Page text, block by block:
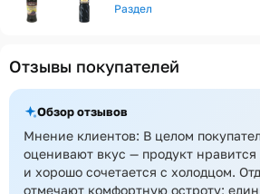
Раздел
Отзывы покупателей
Обзор отзывов
Мнение клиентов: В целом
оценивают вкус — продукт
и хорошо сочетается с холодцом.
отмечают комфортную остроту;